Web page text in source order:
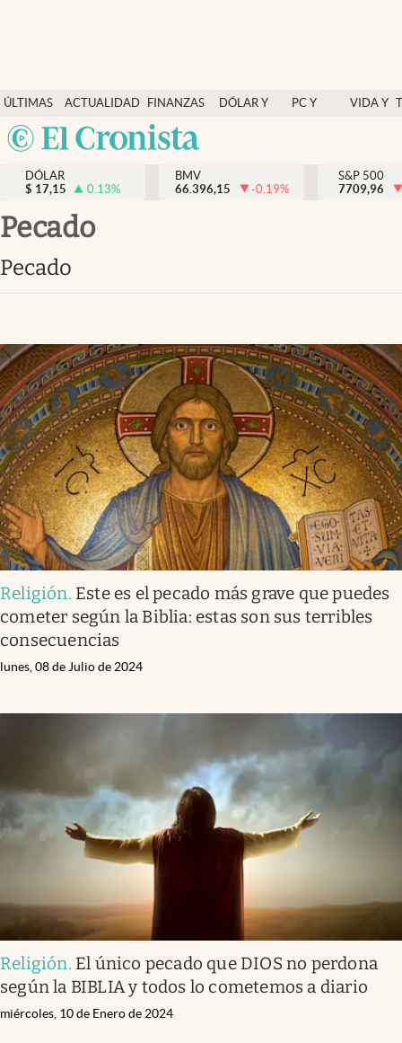
ÚLTIMAS
NOTICIAS
ACTUALIDAD
FINANZAS
Y
ECONOMÍA
DÓLAR Y
PC Y
VIDA Y
México
Actualidad
Finanzas y economía
Dólar y mercados
Opinión
Brand Strategy
Vida y estilo
Tv
Clima
Espiritualidad
Mediakit
abre en nueva pestaña
México
DÓLAR
$ 17,15 0.13%
BMV
66.396,15
-0.19%
S&P 500
7709,96
pecado
pecado
Religión. Este es el pecado más grave que puedes
cometer según la Biblia: estas son sus terribles
consecuencias
lunes, 08 de Julio de 2024
Religión. El único pecado que DIOS no perdona
según la BIBLIA y todos lo cometemos a diario
miércoles, 10 de Enero de 2024